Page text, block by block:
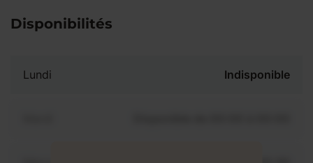
Disponibilités
Lundi Indisponible